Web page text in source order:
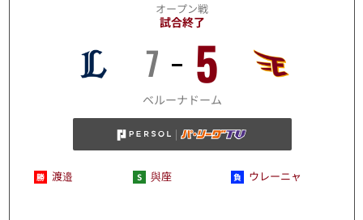
オープン戦
試合終了
7 5
ベルーナドーム
渡邉 與座 ウレーニャ